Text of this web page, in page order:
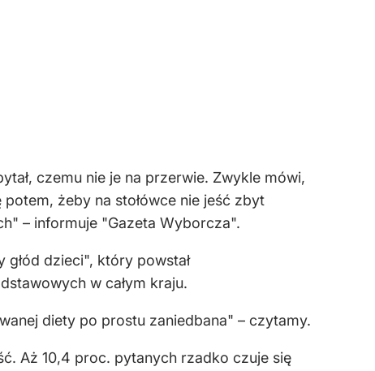
czemu nie je na przerwie. Zwykle mówi,
żeby na stołówce nie jeść zbyt
– informuje "Gazeta Wyborcza".
głód dzieci", który powstał
w całym kraju.
diety po prostu zaniedbana" – czytamy.
Aż 10,4 proc. pytanych rzadko czuje się